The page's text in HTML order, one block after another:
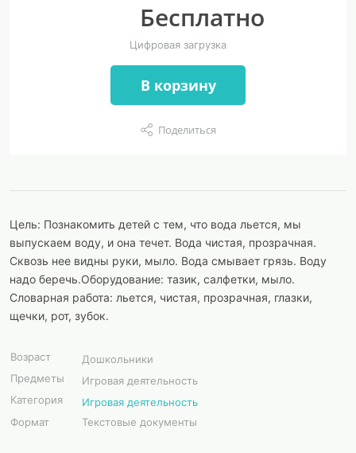
Бесплатно
Цифровая загрузка
В корзину
Поделиться
Цель: Познакомить детей с тем, что вода льется, мы
выпускаем воду, и она течет. Вода чистая, прозрачная.
Сквозь нее видны руки, мыло. Вода смывает грязь. Воду
надо беречь.Оборудование: тазик, салфетки, мыло.
Словарная работа: льется, чистая, прозрачная, глазки,
щечки, рот, зубок.
Возраст
Дошкольники
Предметы
Игровая деятельность
Категория
Игровая деятельность
Формат
Текстовые документы